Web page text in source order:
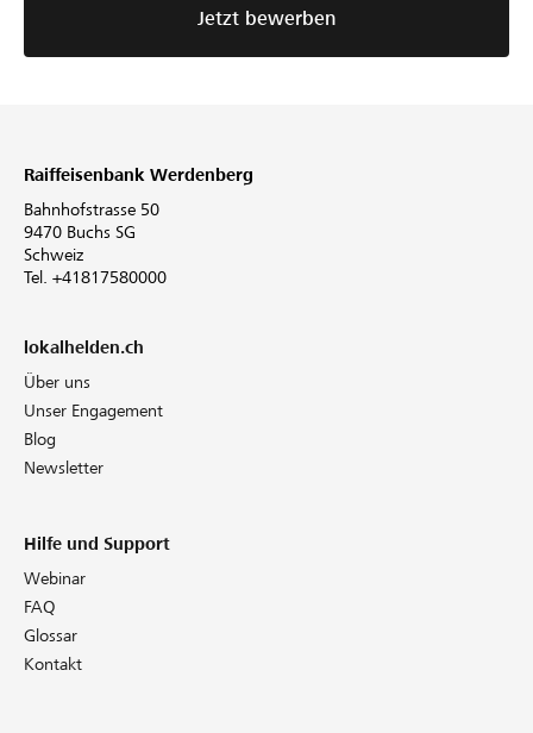
Jetzt bewerben
Raiffeisenbank Werdenberg
Bahnhofstrasse 50
9470 Buchs SG
Schweiz
Tel. +41817580000
lokalhelden.ch
Über uns
Unser Engagement
Blog
Newsletter
Hilfe und Support
Webinar
FAQ
Glossar
Kontakt